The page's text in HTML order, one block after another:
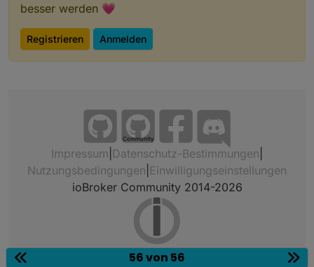
besser werden 💗
Registrieren Anmelden
Community
Impressum Datenschutz-Bestimmungen
Nutzungsbedingungen Einwilligungseinstellungen
ioBroker Community 2014-2026
56 von 56